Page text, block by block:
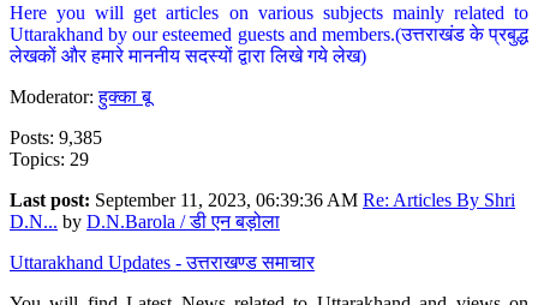
Here you will get articles on various subjects mainly related to
Uttarakhand by our esteemed guests and members.(उत्तराखंड के प्रबुद्ध
लेखकों और हमारे माननीय सदस्यों द्वारा लिखे गये लेख)
Moderator:हुक्का बू
Posts: 9,385
Topics: 29
Last post: September 11, 2023, 06:39:36 AM Re: Articles By Shri
D.N... by D.N.Barola / डी एन बड़ोला
Uttarakhand Updates - उत्तराखण्ड समाचार